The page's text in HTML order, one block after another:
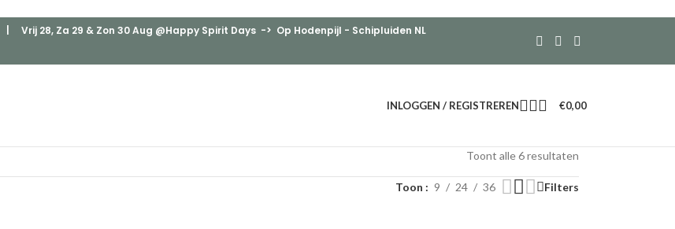
| Vrij 28, Za 29 & Zon 30 Aug @Happy Spirit Days -> Op Hodenpijl - Schipluiden NL
INLOGGEN / REGISTREREN €0,00
Toont alle 6 resultaten
Toon 9 24 36 Filters